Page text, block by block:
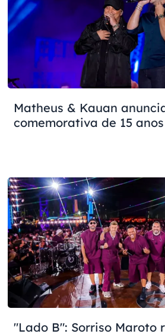
Matheus & Kauan
comemorativa de 15
"Lado B": Sorriso Maroto